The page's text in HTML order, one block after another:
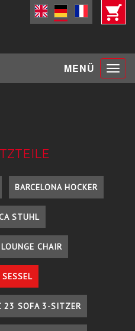
MENÜ Toggle
BARCELONA HOCKER
STUHL
CHAIR
23 SOFA 3-SITZER